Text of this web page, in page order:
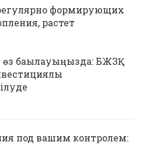
формирующих
растет
өз бақылауыңызда: БЖЗҚ
под вашим контролем: